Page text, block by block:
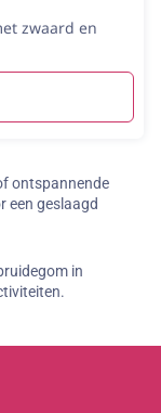
zwaard en
ontspannende
een geslaagd
in